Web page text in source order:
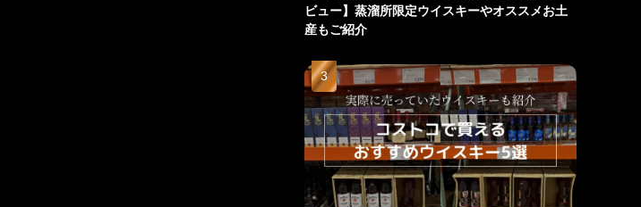
ビュー】蒸溜所限定ウイスキーやオススメお土
産もご紹介